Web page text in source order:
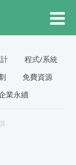
程式/系統
免費資源
業永續